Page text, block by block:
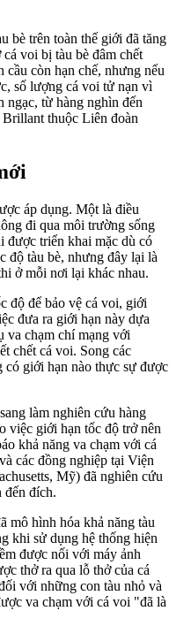
bè trên toàn thế giới đã tăng
voi bị tàu bè đâm chết
còn hạn chế, nhưng nếu
số lượng cá voi tử nạn vì
ngạc, từ hàng nghìn đến
thuộc Liên đoàn
áp dụng. Một là điều
đi qua môi trường sống
được triển khai mặc dù có
độ tàu bè, nhưng đây lại là
ở mỗi nơi lại khác nhau.
độ để bảo vệ cá voi, giới
đưa ra giới hạn này dựa
va chạm chí mạng với
chết cá voi. Song các
có giới hạn nào thực sự được
làm nghiên cứu hàng
việc giới hạn tốc độ trở nên
khả năng va chạm với cá
các đồng nghiệp tại Viện
Mỹ) đã nghiên cứu
đến đích.
mô hình hóa khả năng tàu
khi sử dụng hệ thống hiện
được nối với máy ảnh
thở ra qua lỗ thở của cá
với những con tàu nhỏ và
va chạm với cá voi "đã là